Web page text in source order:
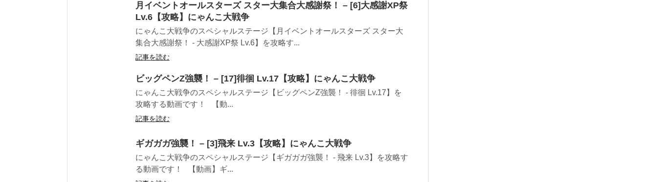
月イベントオールスターズ スター大集合大感謝祭！ – [6]大感謝XP祭
Lv.6【攻略】にゃんこ大戦争
にゃんこ大戦争のスペシャルステージ【月イベントオールスターズ スター大
集合大感謝祭！ - 大感謝XP祭 Lv.6】を攻略す...
記事を読む
ビッグペンZ強襲！ – [17]徘徊 Lv.17【攻略】にゃんこ大戦争
にゃんこ大戦争のスペシャルステージ【ビッグペンZ強襲！ - 徘徊 Lv.17】を
攻略する動画です！ 【動...
記事を読む
ギガガガ強襲！ – [3]飛来 Lv.3【攻略】にゃんこ大戦争
にゃんこ大戦争のスペシャルステージ【ギガガガ強襲！ - 飛来 Lv.3】を攻略す
る動画です！ 【動画】ギ...